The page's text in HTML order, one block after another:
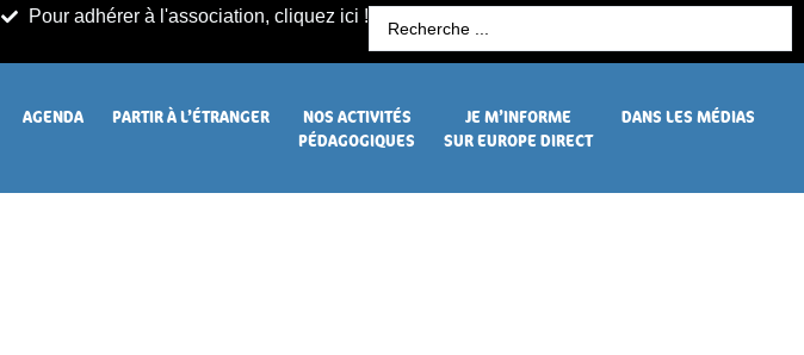
Pour adhérer à l'association, cliquez ici !
AGENDA PARTIR À L’ÉTRANGER
NOS ACTIVITÉS
PÉDAGOGIQUES
JE M’INFORME
SUR EUROPE DIRECT
DANS LES MÉDIAS